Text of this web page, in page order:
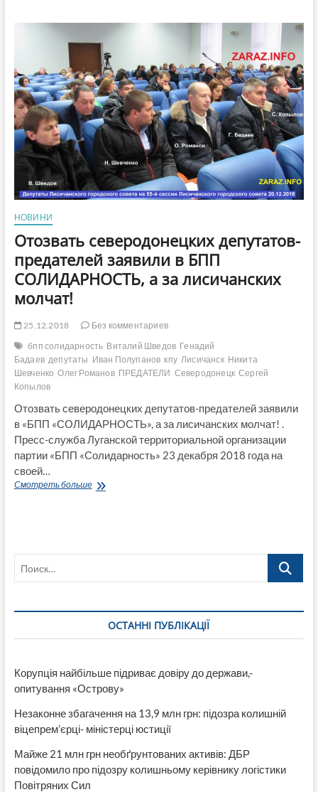
Полупанова
НОВИНИ
Отозвать северодонецких депутатов-
предателей заявили в БПП
СОЛИДАРНОСТЬ, а за лисичанских
молчат!
25.12.2018
Без комментариев
бпп солидарность Виталий Шведов Генадий
Бадаев депутаты Иван Полупанов кпу Лисичанск Никита
Шевченко Олег Романов ПРЕДАТЕЛИ Северодонецк Сергей
Копылов
Отозвать северодонецких депутатов-предателей заявили
в «БПП «СОЛИДАРНОСТЬ», а за лисичанских молчат! .
Пресс-служба Луганской территориальной организации
партии «БПП «Солидарность» 23 декабря 2018 года на
своей…
Смотреть большеОтозвать
лисичанских
молчат!
Поиск…
ОСТАННІ ПУБЛІКАЦІЇ
Корупція найбільше підриває довіру до держави,-
опитування «Острову»
Незаконне збагачення на 13,9 млн грн: підозра колишній
віцепрем’єрці- міністерці юстиції
Майже 21 млн грн необґрунтованих активів: ДБР
повідомило про підозру колишньому керівнику логістики
Повітряних Сил